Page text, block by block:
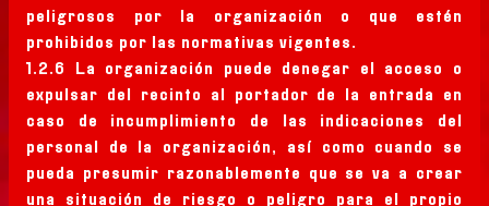
peligrosos por la organización o que estén
prohibidos por las normativas vigentes.
1.2.6 La organización puede denegar el acceso o
expulsar del recinto al portador de la entrada en
caso de incumplimiento de las indicaciones del
personal de la organización, así como cuando se
pueda presumir razonablemente que se va a crear
una situación de riesgo o peligro para el propio